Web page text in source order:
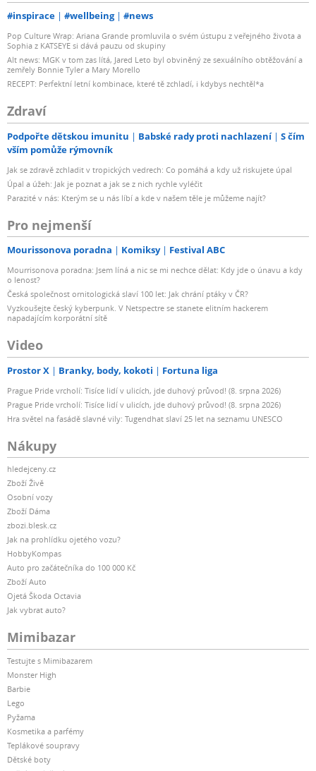
#inspirace #wellbeing #news
Pop Culture Wrap: Ariana Grande promluvila o svém ústupu z veřejného života a
Sophia z KATSEYE si dává pauzu od skupiny
Alt news: MGK v tom zas lítá, Jared Leto byl obviněný ze sexuálního obtěžování a
zemřely Bonnie Tyler a Mary Morello
RECEPT: Perfektní letní kombinace, které tě zchladí, i kdybys nechtěl*a
Zdraví
Podpořte dětskou imunitu Babské rady proti nachlazení
S čím
vším pomůže rýmovník
Jak se zdravě zchladit v tropických vedrech: Co pomáhá a kdy už riskujete úpal
Úpal a úžeh: Jak je poznat a jak se z nich rychle vyléčit
Parazité v nás: Kterým se u nás líbí a kde v našem těle je můžeme najít?
Pro nejmenší
Mourissonova poradna Komiksy Festival ABC
Mourrisonova poradna: Jsem líná a nic se mi nechce dělat: Kdy jde o únavu a kdy
o lenost?
Česká společnost ornitologická slaví 100 let: Jak chrání ptáky v ČR?
Vyzkoušejte český kyberpunk. V Netspectre se stanete elitním hackerem
napadajícím korporátní sítě
Video
Prostor X Branky, body, kokoti Fortuna liga
Prague Pride vrcholí: Tisíce lidí v ulicích, jde duhový průvod! (8. srpna 2026)
Prague Pride vrcholí: Tisíce lidí v ulicích, jde duhový průvod! (8. srpna 2026)
Hra světel na fasádě slavné vily: Tugendhat slaví 25 let na seznamu UNESCO
Nákupy
hledejceny.cz
Zboží Živě
Osobní vozy
Zboží Dáma
zbozi.blesk.cz
Jak na prohlídku ojetého vozu?
HobbyKompas
Auto pro začátečníka do 100 000 Kč
Zboží Auto
Ojetá Škoda Octavia
Jak vybrat auto?
Mimibazar
Testujte s Mimibazarem
Monster High
Barbie
Lego
Pyžama
Kosmetika a parfémy
Teplákové soupravy
Dětské boty